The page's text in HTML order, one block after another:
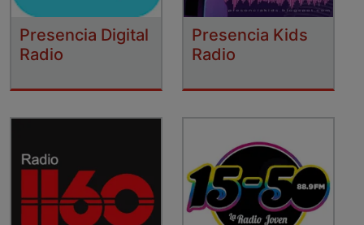
Presencia Digital
Radio
Presencia Kids
Radio